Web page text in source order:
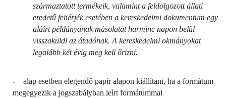
származtatott termékeik, valamint a feldolgozott állati
eredetű fehérjék esetében a kereskedelmi dokumentum egy
aláírt példányának másolatát harminc napon belül
visszaküldi az átadónak. A kereskedelmi okmányokat
legalább két évig meg kell őrizni.
- alap esetben elegendő papír alapon kiállítani, ha a formátum
megegyezik a jogszabályban leírt formátummal